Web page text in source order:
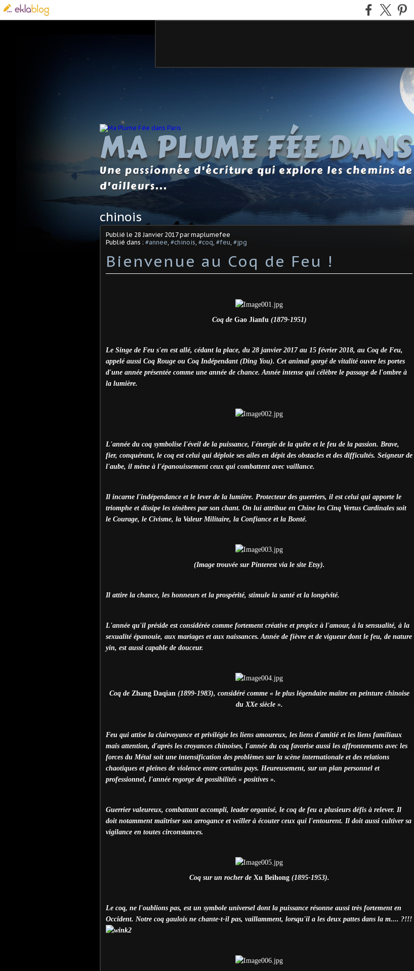
MA PLUME FÉE
Une passionnée d'écriture qui explore les chemins
d'ailleurs...
chinois
Publié le 28 Janvier 2017par maplumefee
Publié dans : #annee #chinois #coq #feu #jpg
Bienvenue au Coq de Feu !
Coq de Gao Jianfu (1879-1951)
Le Singe de Feu s'en est allé, cédant la place, du 28 janvier 2017 au 15 février 2018, au Coq de Feu,
appelé aussi Coq Rouge ou Coq Indépendant (Ding You). Cet animal gorgé de vitalité ouvre les portes
d'une année présentée comme une année de chance. Année intense qui célèbre le passage de l'ombre à
la lumière.
L'année du coq symbolise l'éveil de la puissance, l'énergie de la quête et le feu de la passion. Brave,
fier, conquérant, le coq est celui qui déploie ses ailes en dépit des obstacles et des difficultés. Seigneur de
l'aube, il mène à l'épanouissement ceux qui combattent avec vaillance.
Il incarne l'indépendance et le lever de la lumière. Protecteur des guerriers, il est celui qui apporte le
triomphe et dissipe les ténèbres par son chant. On lui attribue en Chine les Cinq Vertus Cardinales soit
le Courage, le Civisme, la Valeur Militaire, la Confiance et la Bonté.
(Image trouvée sur Pinterest via le site Etsy).
Il attire la chance, les honneurs et la prospérité, stimule la santé et la longévité.
L'année qu'il préside est considérée comme fortement créative et propice à l'amour, à la sensualité, à la
sexualité épanouie, aux mariages et aux naissances. Année de fièvre et de vigueur dont le feu, de nature
yin, est aussi capable de douceur.
Coq de Zhang Daqian (1899-1983), considéré comme « le plus légendaire maître en peinture chinoise
du XXe siècle ».
Feu qui attise la clairvoyance et privilégie les liens amoureux, les liens d'amitié et les liens familiaux
mais attention, d'après les croyances chinoises, l'année du coq favorise aussi les affrontements avec les
forces du Métal soit une intensification des problèmes sur la scène internationale et des relations
chaotiques et pleines de violence entre certains pays. Heureusement, sur un plan personnel et
professionnel, l'année regorge de possibilités « positives ».
Guerrier valeureux, combattant accompli, leader organisé, le coq de feu a plusieurs défis à relever. Il
doit notamment maîtriser son arrogance et veiller à écouter ceux qui l'entourent. Il doit aussi cultiver sa
vigilance en toutes circonstances.
Coq sur un rocher de Xu Beihong(1895-1953).
Le coq, ne l'oublions pas, est un symbole universel dont la puissance résonne aussi très fortement en
Occident. Notre coq gaulois ne chante-t-il pas, vaillamment, lorsqu'il a les deux pattes dans la m.... ?!!!